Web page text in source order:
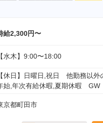
給2,300円〜
【水木】9:00〜18:00
【休日】日曜日,祝日 他勤務以外
始,年次有給休暇,夏期休暇 GW
京都町田市